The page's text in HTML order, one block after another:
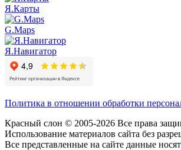
Я.Карты
G.Maps
Я.Навигатор
Политика в отношении обработки
Красный слон © 2005-2026 Все права
Использование материалов сайта без
Все представленные на сайте данные